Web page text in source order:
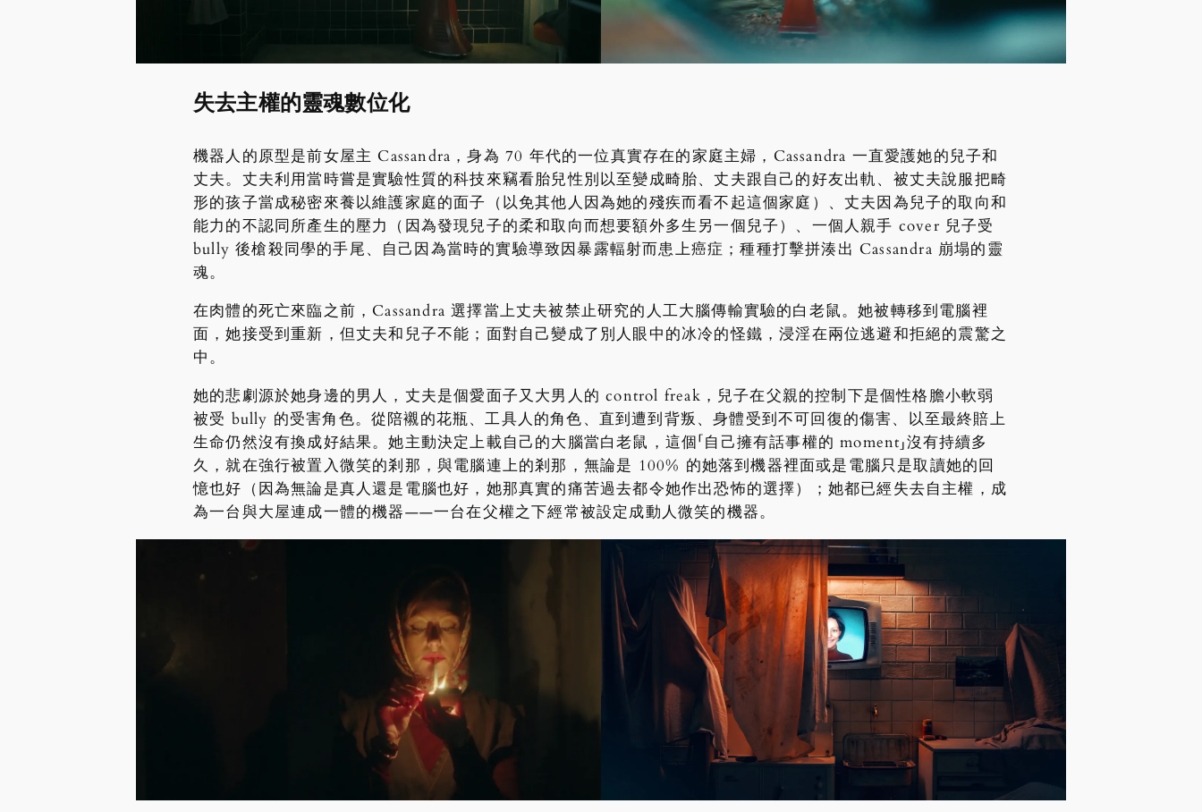
失去主權的靈魂數位化
機器人的原型是前女屋主 Cassandra，身為 70 年代的一位真實存在的家庭主婦，Cassandra 一直愛護她的兒子和
丈夫。丈夫利用當時嘗是實驗性質的科技來竊看胎兒性別以至變成畸胎、丈夫跟自己的好友出軌、被丈夫說服把畸
形的孩子當成秘密來養以維護家庭的面子（以免其他人因為她的殘疾而看不起這個家庭）、丈夫因為兒子的取向和
能力的不認同所產生的壓力（因為發現兒子的柔和取向而想要額外多生另一個兒子）、一個人親手 cover 兒子受
bully 後槍殺同學的手尾、自己因為當時的實驗導致因暴露輻射而患上癌症；種種打擊拼湊出 Cassandra 崩塌的靈
魂。
在肉體的死亡來臨之前，Cassandra 選擇當上丈夫被禁止研究的人工大腦傳輸實驗的白老鼠。她被轉移到電腦裡
面，她接受到重新，但丈夫和兒子不能；面對自己變成了別人眼中的冰冷的怪鐵，浸淫在兩位逃避和拒絕的震驚之
中。
她的悲劇源於她身邊的男人，丈夫是個愛面子又大男人的 control freak，兒子在父親的控制下是個性格膽小軟弱
被受 bully 的受害角色。從陪襯的花瓶、工具人的角色、直到遭到背叛、身體受到不可回復的傷害、以至最終賠上
生命仍然沒有換成好結果。她主動決定上載自己的大腦當白老鼠，這個「自己擁有話事權的 moment」沒有持續多
久，就在強行被置入微笑的剎那，與電腦連上的剎那，無論是 100% 的她落到機器裡面或是電腦只是取讀她的回
憶也好（因為無論是真人還是電腦也好，她那真實的痛苦過去都令她作出恐怖的選擇）；她都已經失去自主權，成
為一台與大屋連成一體的機器——一台在父權之下經常被設定成動人微笑的機器。